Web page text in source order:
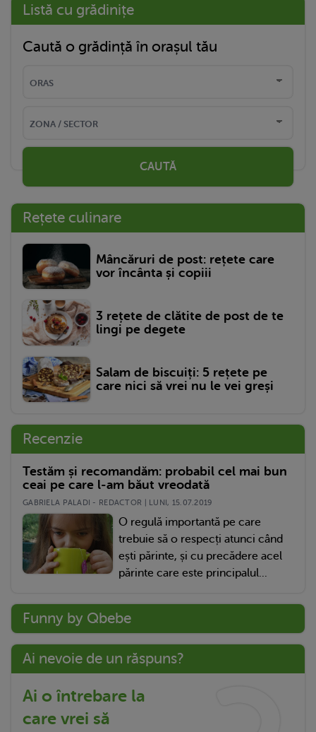
Listă cu grădinițe
Caută o grădință în orașul tău
CAUTĂ
Rețete culinare
Mâncăruri de post: rețete care
vor încânta și copiii
3 rețete de clătite de post de te
lingi pe degete
Salam de biscuiți: 5 rețete pe
care nici să vrei nu le vei greși
Recenzie
Testăm și recomandăm: probabil cel mai bun
ceai pe care l-am băut vreodată
GABRIELA PALADI - REDACTOR | LUNI, 15.07.2019
O regulă importantă pe care
trebuie să o respecți atunci când
ești părinte, și cu precădere acel
părinte care este principalul...
Funny by Qbebe
Ai nevoie de un răspuns?
Ai o întrebare la
care vrei să